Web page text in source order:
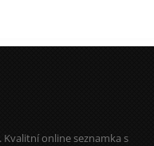
online seznamka s